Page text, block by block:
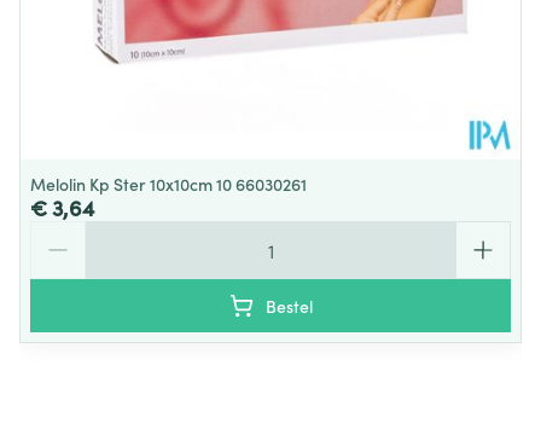
Melolin Kp Ster 10x10cm 10 66030261
€ 3,64
Bestel